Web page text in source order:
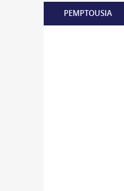
PEMPTOUSIA